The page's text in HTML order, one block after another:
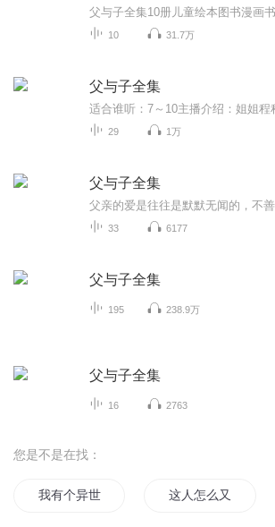
10 31.7万
父与子全集
29 1万
父与子全集
33 6177
父与子全集
195 238.9万
父与子全集
16 2763
您是不是在找：
我有个异世界师父 这人怎么又是我师父